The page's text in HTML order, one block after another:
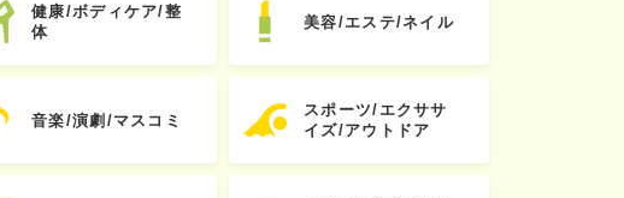
健康/ボディケア/整
体
美容/エステ/ネイル
音楽/演劇/マスコミ
スポーツ/エクササ
イズ/アウトドア